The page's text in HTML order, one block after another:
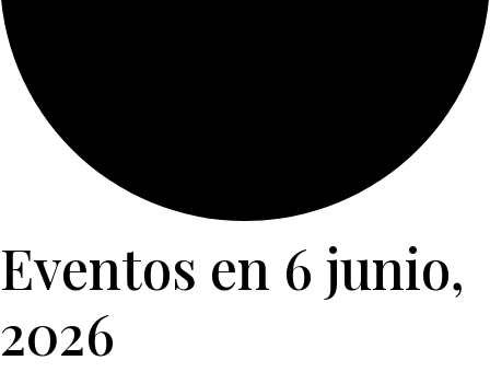
Eventos en 6 junio,
2026